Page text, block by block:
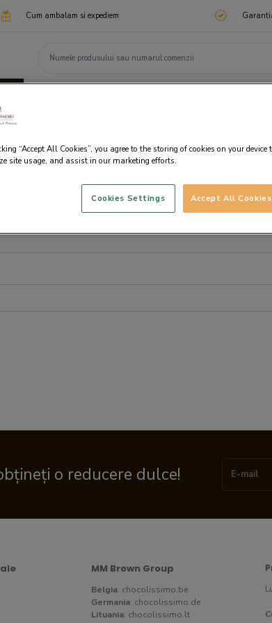
Cum ambalam si expediem
o reducere dulce!
MM Brown Group
Belgia: chocolissimo.be
Germania: chocolissimo.de
Lituania: chocolissimo.lt
“Accept All Cookies”, you agree to the storing of cookies on your
site usage, and assist in our marketing efforts.
Accept All Cookies
Cookies Settings